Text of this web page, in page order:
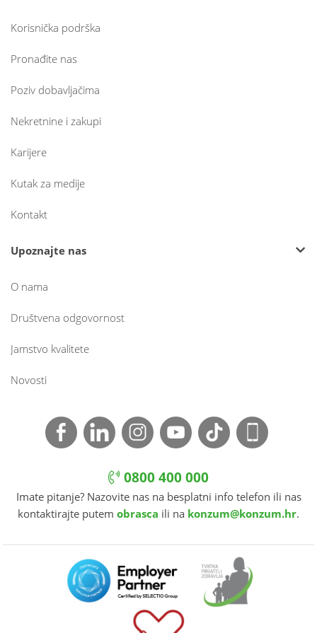
Korisnička podrška
Pronađite nas
Poziv dobavljačima
Nekretnine i zakupi
Karijere
Kutak za medije
Kontakt
Upoznajte nas
O nama
Društvena odgovornost
Jamstvo kvalitete
Novosti
0800 400 000
Imate pitanje? Nazovite nas na besplatni info telefon ili nas
kontaktirajte putem obrasca ili na konzum@konzum.hr.